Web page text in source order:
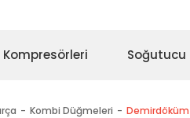
Kompresörleri Soğutucu
Kombi Düğmeleri